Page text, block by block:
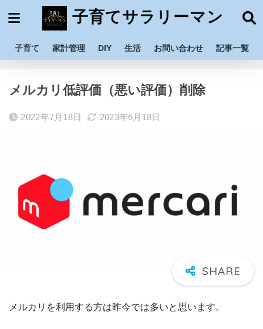
子育てサラリーマン
子育て 家計管理 DIY 生活 お問い合わせ 記事一覧
ホーム 家計管理 副業
メルカリ低評価（悪い評価）削除
2022年7月18日 2023年6月18日
メルカリを利用する方は昨今では多いと思います。